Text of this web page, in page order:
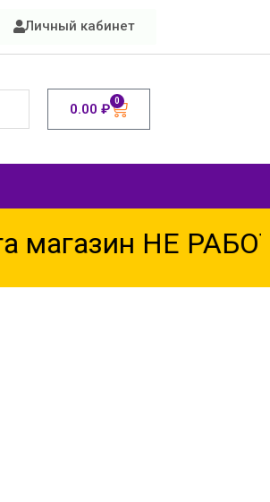
Личный кабинет
0.00 ₽ 0
НЕ